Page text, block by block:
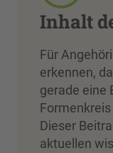
Inhalt
Für
erkennen,
gerade eine
Dieser
aktuellen